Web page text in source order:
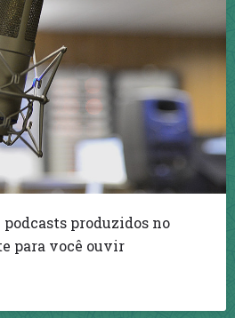
podcasts produzidos no
para você ouvir